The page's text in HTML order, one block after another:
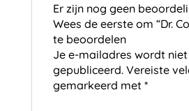
Er zijn nog geen
Wees de eerste om “Dr.
te beoordelen
Je e-mailadres wordt niet
gepubliceerd. Vereiste
gemarkeerd met *